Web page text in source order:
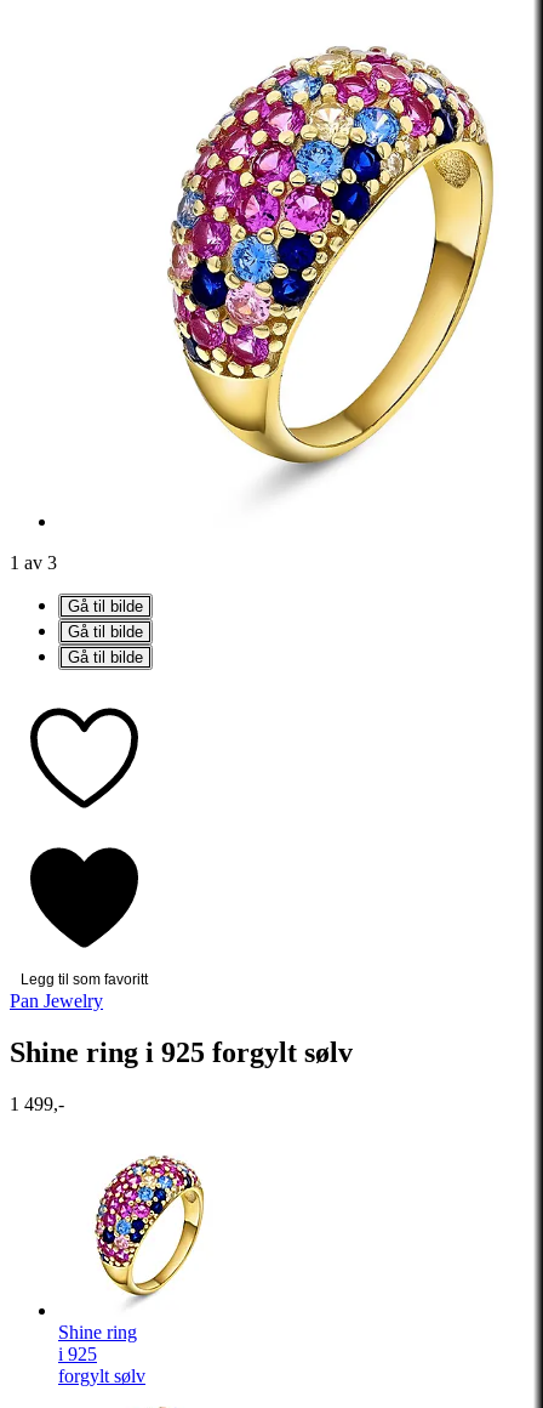
1 av 3
Gå til bilde
Gå til bilde
Gå til bilde
Legg til som favoritt
Pan Jewelry
Shine ring i 925 forgylt sølv
1 499,-
Shine ring
i 925
forgylt sølv